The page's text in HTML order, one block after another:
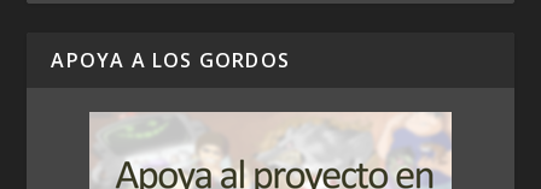
APOYA A LOS GORDOS